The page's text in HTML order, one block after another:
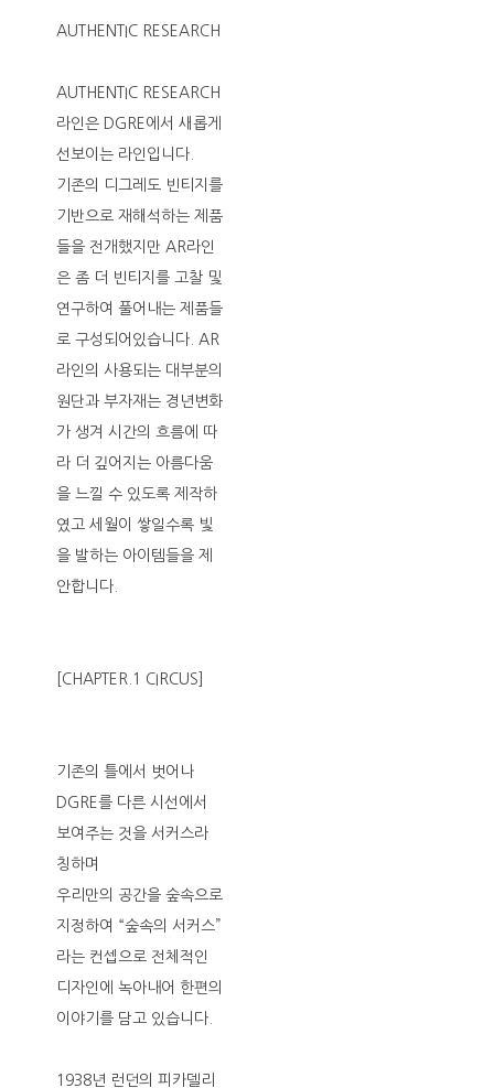
AUTHENTIC RESEARCH
AUTHENTIC RESEARCH
라인은 DGRE에서 새롭게
선보이는 라인입니다.
기존의 디그레도 빈티지를
기반으로 재해석하는 제품
들을 전개했지만 AR라인
은 좀 더 빈티지를 고찰 및
연구하여 풀어내는 제품들
로 구성되어있습니다. AR
라인의 사용되는 대부분의
원단과 부자재는 경년변화
가 생겨 시간의 흐름에 따
라 더 깊어지는 아름다움
을 느낄 수 있도록 제작하
였고 세월이 쌓일수록 빛
을 발하는 아이템들을 제
안합니다.
[CHAPTER.1 CIRCUS]
기존의 틀에서 벗어나
DGRE를 다른 시선에서
보여주는 것을 서커스라
칭하며
우리만의 공간을 숲속으로
지정하여 “숲속의 서커스”
라는 컨셉으로 전체적인
디자인에 녹아내어 한편의
이야기를 담고 있습니다.
1938년 런던의 피카델리